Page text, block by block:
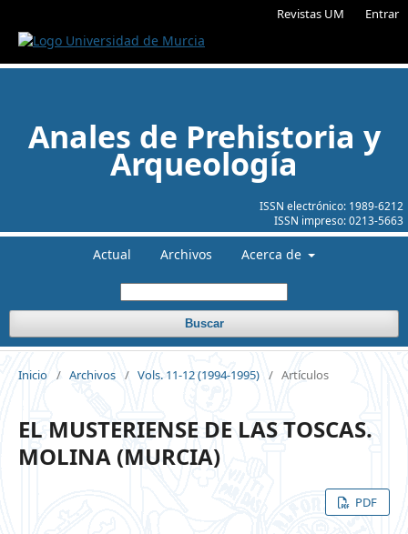
Revistas UM Entrar
ISSN electrónico: 1989-6212
ISSN impreso:0213-5663
Anales de Prehistoria y
Arqueología
Actual Archivos Acerca de
Buscar
Inicio / Archivos / Vols. 11-12 (1994-1995) / Artículos
EL MUSTERIENSE DE LAS TOSCAS.
MOLINA (MURCIA)
PDF